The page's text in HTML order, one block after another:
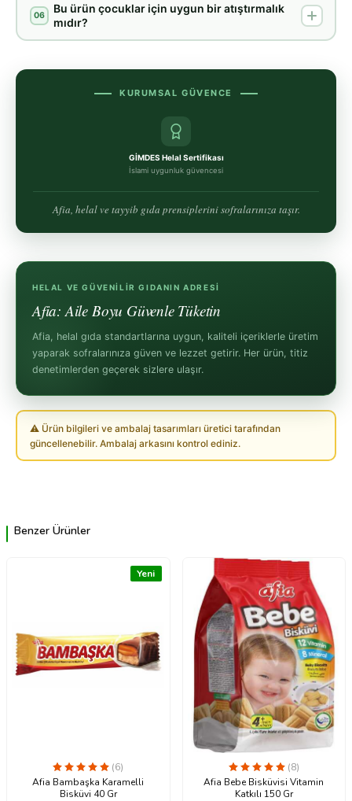
06
Bu ürün çocuklar için uygun bir atıştırmalık
mıdır?
KURUMSAL GÜVENCE
GİMDES Helal Sertifikası
İslami uygunluk güvencesi
Afia, helal ve tayyib gıda prensiplerini sofralarınıza taşır.
HELAL VE GÜVENILIR GIDANIN ADRESI
Afia: Aile Boyu Güvenle Tüketin
Afia, helal gıda standartlarına uygun, kaliteli içeriklerle üretim
yaparak sofralarınıza güven ve lezzet getirir. Her ürün, titiz
denetimlerden geçerek sizlere ulaşır.
⚠ Ürün bilgileri ve ambalaj tasarımları üretici tarafından
güncellenebilir. Ambalaj arkasını kontrol ediniz.
Benzer Ürünler
Yeni
(6)
Afia Bambaşka Karamelli
Bisküvi 40 Gr
(8)
Afia Bebe Bisküvisi Vitamin
Katkılı 150 Gr